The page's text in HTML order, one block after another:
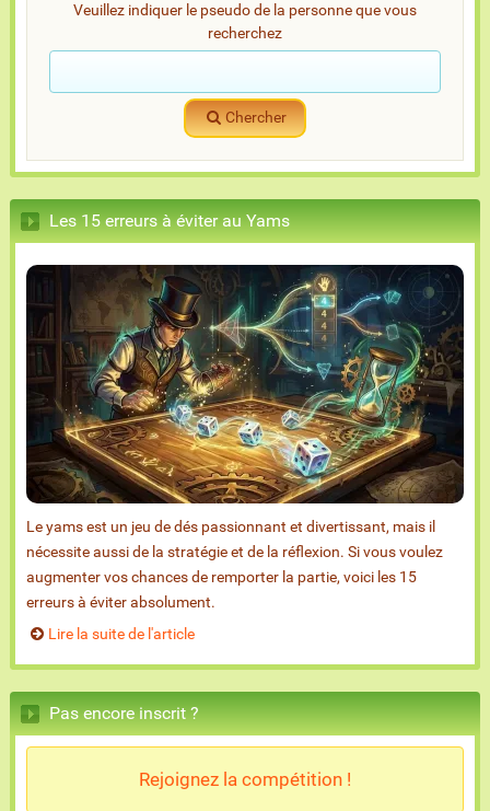
Veuillez indiquer le pseudo de la personne que vous
recherchez
Chercher
Les 15 erreurs à éviter au Yams
Le yams est un jeu de dés passionnant et divertissant, mais il
nécessite aussi de la stratégie et de la réflexion. Si vous voulez
augmenter vos chances de remporter la partie, voici les 15
erreurs à éviter absolument.
Lire la suite de l'article
Pas encore inscrit ?
Rejoignez la compétition !